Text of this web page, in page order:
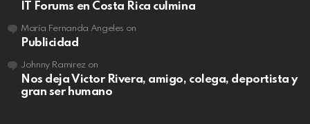
IT Forums en Costa Rica culmina
María Fernanda Angeles on
Publicidad
Johnny Ramirezon
Nos deja Victor Rivera, amigo, colega, deportista y
gran ser humano